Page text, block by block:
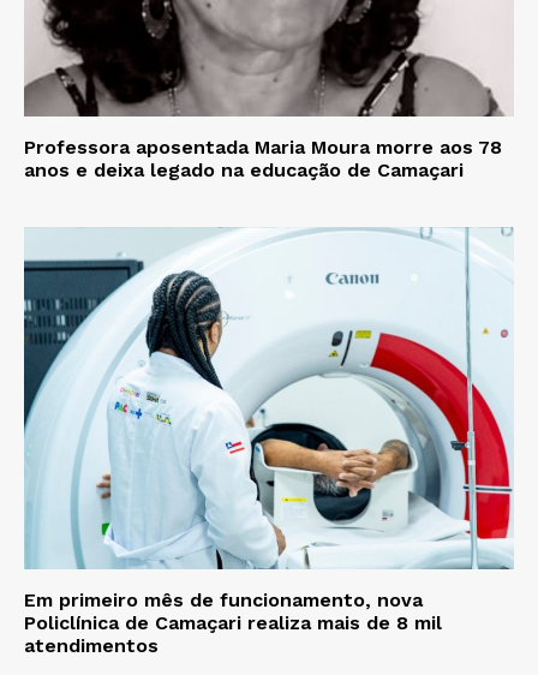
Professora aposentada Maria Moura morre aos 78
anos e deixa legado na educação de Camaçari
Em primeiro mês de funcionamento, nova
Policlínica de Camaçari realiza mais de 8 mil
atendimentos